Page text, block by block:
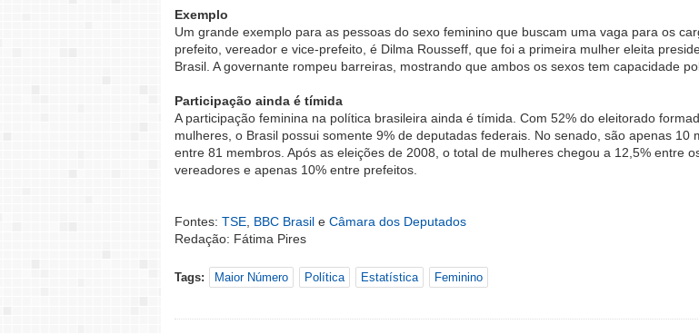
Exemplo
Um grande exemplo para as pessoas do sexo feminino que buscam uma vaga para os
prefeito, vereador e vice-prefeito, é Dilma Rousseff, que foi a primeira mulher eleita
Brasil. A governante rompeu barreiras, mostrando que ambos os sexos tem capacidade
Participação ainda é tímida
A participação feminina na política brasileira ainda é tímida. Com 52% do eleitorado
mulheres, o Brasil possui somente 9% de deputadas federais. No senado, são apenas 10
entre 81 membros. Após as eleições de 2008, o total de mulheres chegou a 12,5% entre
vereadores e apenas 10% entre prefeitos.
Fontes: TSE BBC Brasil e Câmara dos Deputados
Redação: Fátima Pires
Tags: Maior Número Política Estatística Feminino